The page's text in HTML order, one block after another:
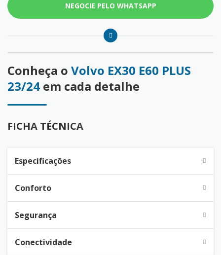
NEGOCIE PELO WHATSAPP
Conheça o Volvo EX30 E60 PLUS
23/24 em cada detalhe
FICHA TÉCNICA
Especificações
Conforto
Segurança
Conectividade